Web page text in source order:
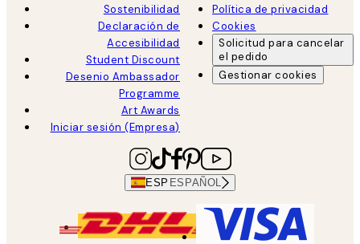
Sostenibilidad
Declaración de
Accesibilidad
Student Discount
Desenio Ambassador
Programme
Art Awards
Iniciar sesión (Empresa)
Política de privacidad
Cookies
Solicitud para cancelar
el pedido
Gestionar cookies
ESP ESPAÑOL